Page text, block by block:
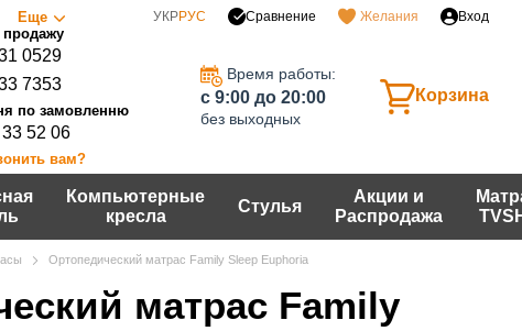
Еще УКРРУС Сравнение Желания Вход
0529
7353
52 06
вам?
Время работы:
c 9:00 до 20:00
без выходных
Корзина
Компьютерные
кресла
Стулья
Акции и
Распродажа
Ортопедический матрас Family Sleep Euphoria
матрас Family